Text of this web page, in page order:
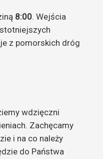
8:00. Wejścia
z pomorskich dróg
wdzięczni
Zachęcamy
i na co należy
do Państwa